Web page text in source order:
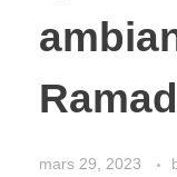
mars 29, 2023